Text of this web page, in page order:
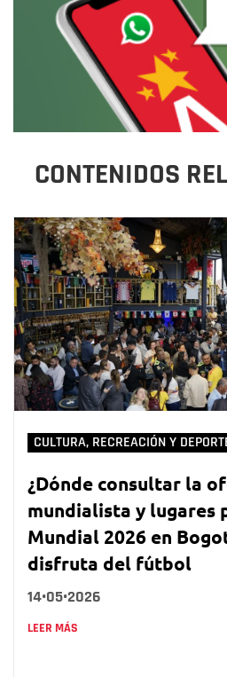
CONTENIDOS
CULTURA, RECREACIÓN Y
¿Dónde consultar la
mundialista y lugares
Mundial 2026 en
disfruta del fútbol
14•05•2026
LEER MÁS